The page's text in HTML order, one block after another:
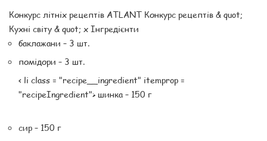
Конкурс літніх рецептів ATLANT Конкурс рецептів & quot;
Кухні світу & quot; x Інгредієнти
баклажани – 3 шт.
помідори – 3 шт.
< li class = "recipe__ingredient" itemprop =
"recipeIngredient"> шинка – 150 г
сир – 150 г